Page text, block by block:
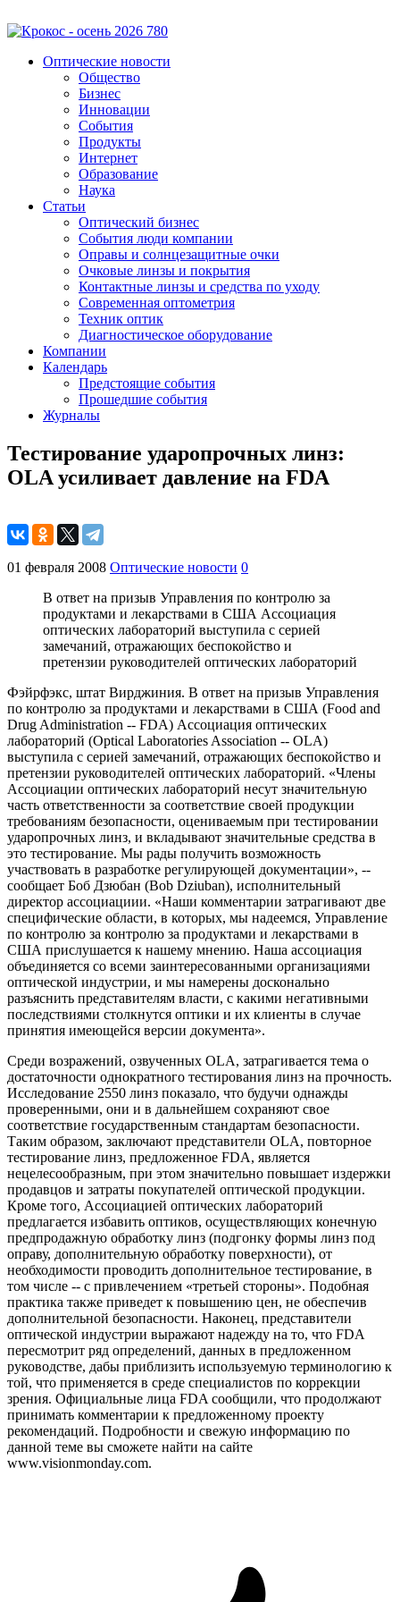
Оптические новости
Общество
Бизнес
Инновации
События
Продукты
Интернет
Образование
Наука
Статьи
Оптический бизнес
События люди компании
Оправы и солнцезащитные очки
Очковые линзы и покрытия
Контактные линзы и средства по уходу
Современная оптометрия
Техник оптик
Диагностическое оборудование
Компании
Календарь
Предстоящие события
Прошедшие события
Журналы
Тестирование ударопрочных линз:
OLA усиливает давление на FDA
01 февраля 2008 Оптические новости 0
В ответ на призыв Управления по контролю за
продуктами и лекарствами в США Ассоциация
оптических лабораторий выступила с серией
замечаний, отражающих беспокойство и
претензии руководителей оптических лабораторий
Фэйрфэкс, штат Вирджиния. В ответ на призыв Управления
по контролю за продуктами и лекарствами в США (Food and
Drug Administration -- FDA) Ассоциация оптических
лабораторий (Optical Laboratories Association -- OLA)
выступила с серией замечаний, отражающих беспокойство и
претензии руководителей оптических лабораторий. «Члены
Ассоциации оптических лабораторий несут значительную
часть ответственности за соответствие своей продукции
требованиям безопасности, оцениваемым при тестировании
ударопрочных линз, и вкладывают значительные средства в
это тестирование. Мы рады получить возможность
участвовать в разработке регулирующей документации», --
сообщает Боб Дзюбан (Bob Dziuban), исполнительный
директор ассоциациии. «Наши комментарии затрагивают две
специфические области, в которых, мы надеемся, Управление
по контролю за контролю за продуктами и лекарствами в
США прислушается к нашему мнению. Наша ассоциация
объединяется со всеми заинтересованными организациями
оптической индустрии, и мы намерены досконально
разъяснить представителям власти, с какими негативными
последствиями столкнутся оптики и их клиенты в случае
принятия имеющейся версии документа».
Среди возражений, озвученных OLA, затрагивается тема о
достаточности однократного тестирования линз на прочность.
Исследование 2550 линз показало, что будучи однажды
проверенными, они и в дальнейшем сохраняют свое
соответствие государственным стандартам безопасности.
Таким образом, заключают представители OLA, повторное
тестирование линз, предложенное FDA, является
нецелесообразным, при этом значительно повышает издержки
продавцов и затраты покупателей оптической продукции.
Кроме того, Ассоциацией оптических лабораторий
предлагается избавить оптиков, осуществляющих конечную
предпродажную обработку линз (подгонку формы линз под
оправу, дополнительную обработку поверхности), от
необходимости проводить дополнительное тестирование, в
том числе -- с привлечением «третьей стороны». Подобная
практика также приведет к повышению цен, не обеспечив
дополнительной безопасности. Наконец, представители
оптической индустрии выражают надежду на то, что FDA
пересмотрит ряд определений, данных в предложенном
руководстве, дабы приблизить используемую терминологию к
той, что применяется в среде специалистов по коррекции
зрения. Официальные лица FDA сообщили, что продолжают
принимать комментарии к предложенному проекту
рекомендаций. Подробности и свежую информацию по
данной теме вы сможете найти на сайте
www.visionmonday.com.